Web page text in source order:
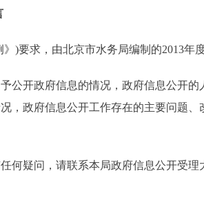
求，由北京市水务局编制的2013年度
开政府信息的情况，政府信息公开的
，政府信息公开工作存在的主要问题、
疑问，请联系本局政府信息公开受理